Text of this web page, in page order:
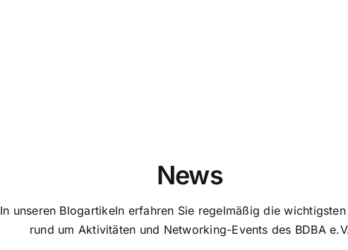
News
In unseren Blog­ar­ti­keln erfahren Sie regel­mä­ßig die
rund um Akti­vi­tä­ten und Networking-Events des BDBA